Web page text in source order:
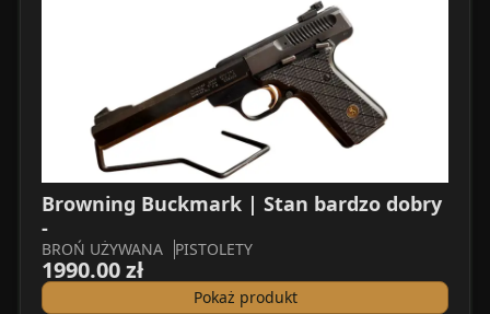
Browning Buckmark | Stan bardzo dobry
-
BROŃ UŻYWANA PISTOLETY
1990.00 zł
Pokaż produkt